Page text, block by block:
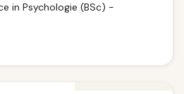
in Psychologie (BSc) -